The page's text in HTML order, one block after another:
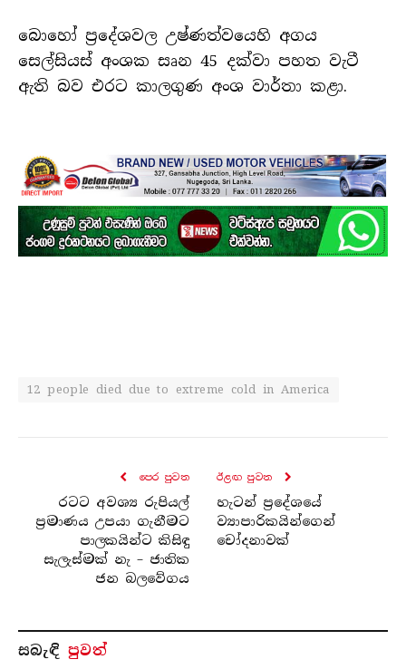
බොහෝ ප්‍රදේශවල උෂ්ණත්වයෙහි අගය
සෙල්සියස් අංශක සෘන 45 දක්වා පහත වැටී
ඇති බව එරට කාලගුණ අංශ වාර්තා කළා.
12 people died due to extreme cold in America
පෙර පුව​ත
රටට අවශ්‍ය රුපියල්
ප්‍රමාණය උපයා ගැනීමට
පාලකයින්ට කිසිඳු
සැලැස්මක් නැ – ජාතික
ජන බලවේගය
ඊළඟ පුව​ත
හැටන් ප්‍රදේශයේ
ව්‍යාපාරිකයින්ගෙන්
චෝදනාවක්
සබැ​ඳි පුවත්